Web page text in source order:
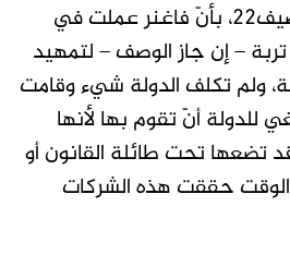
يعلل دهشان ذلك، لرصيف22، بأنّ فاغنر عملت في
– إن جاز الوصف – لتمهيد
ولم تكلف الدولة شيء وقامت
للدولة أنّ تقوم بها لأنها
تضعها تحت طائلة القانون أو
حققت هذه الشركات